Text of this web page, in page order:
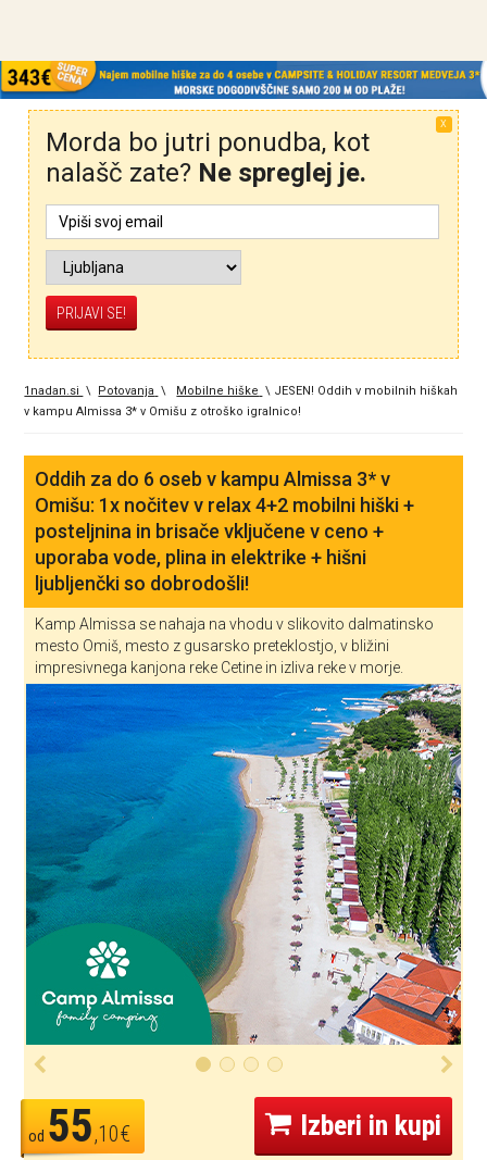
X
Morda bo jutri ponudba, kot
nalašč zate? Ne spreglej je.
1nadan.si \ Potovanja \ Mobilne hiške \ JESEN! Oddih v mobilnih hiškah
v kampu Almissa 3* v Omišu z otroško igralnico!
Oddih za do 6 oseb v kampu Almissa 3* v
Omišu: 1x nočitev v relax 4+2 mobilni hiški +
posteljnina in brisače vključene v ceno +
uporaba vode, plina in elektrike + hišni
ljubljenčki so dobrodošli!
Kamp Almissa se nahaja na vhodu v slikovito dalmatinsko
mesto Omiš, mesto z gusarsko preteklostjo, v bližini
impresivnega kanjona reke Cetine in izliva reke v morje.
od 55,10€ Izberi in kupi